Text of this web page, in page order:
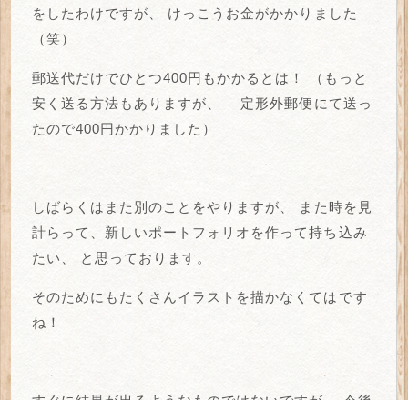
をしたわけですが、
けっこうお金がかかりました
（笑）
郵送代だけでひとつ400円もかかるとは！
（もっと
安く送る方法もありますが、
定形外郵便にて送っ
たので400円かかりました）
しばらくはまた別のことをやりますが、
また時を見
計らって、新しいポートフォリオを作って持ち込み
たい、
と思っております。
そのためにもたくさんイラストを描かなくてはです
ね！